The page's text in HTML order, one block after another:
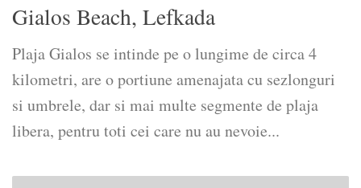
Gialos Beach, Lefkada
Plaja Gialos se intinde pe o lungime de circa 4
kilometri, are o portiune amenajata cu sezlonguri
si umbrele, dar si mai multe segmente de plaja
libera, pentru toti cei care nu au nevoie...